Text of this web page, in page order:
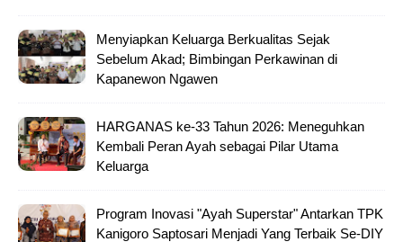
Menyiapkan Keluarga Berkualitas Sejak
Sebelum Akad; Bimbingan Perkawinan di
Kapanewon Ngawen
HARGANAS ke-33 Tahun 2026: Meneguhkan
Kembali Peran Ayah sebagai Pilar Utama
Keluarga
Program Inovasi "Ayah Superstar" Antarkan TPK
Kanigoro Saptosari Menjadi Yang Terbaik Se-DIY